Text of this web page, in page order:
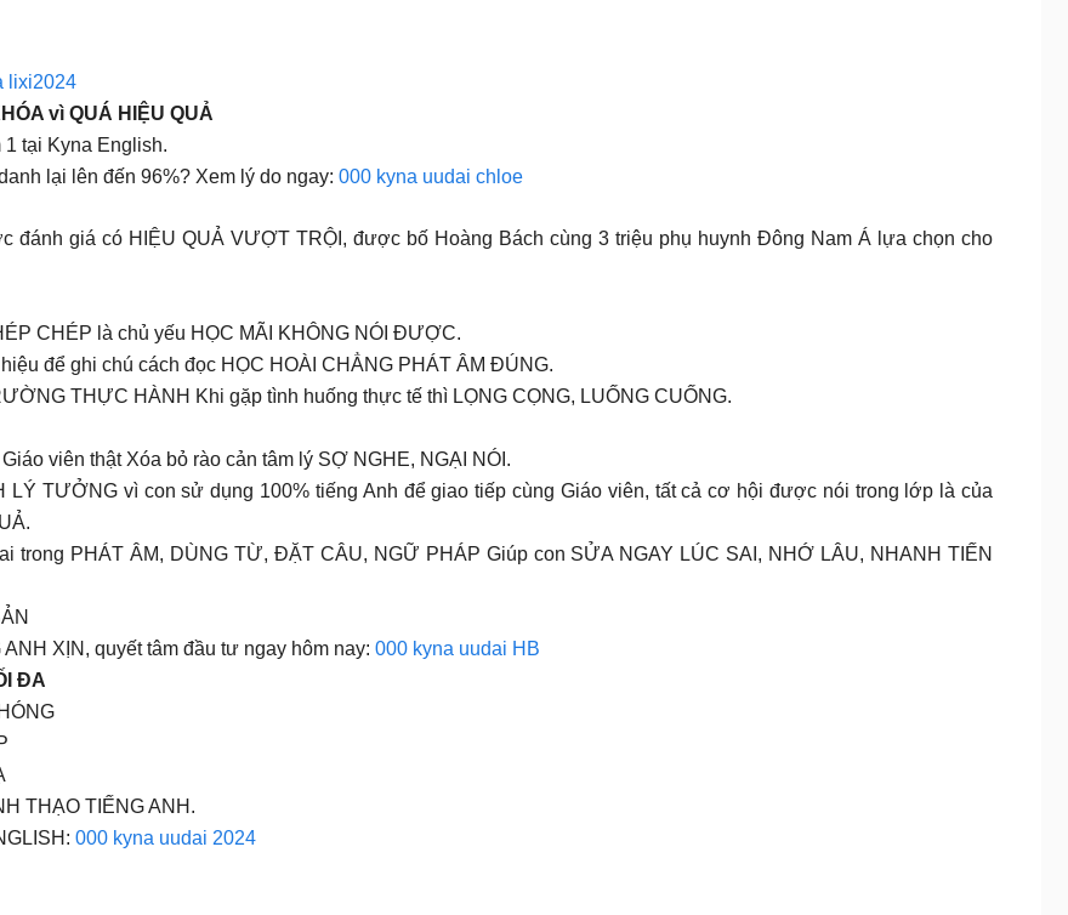
lixi2024
vì QUÁ HIỆU QUẢ
1 tại Kyna English.
lại lên đến 96%? Xem lý do ngay: 000 kyna uudai chloe
đánh giá có HIỆU QUẢ VƯỢT TRỘI, được bố Hoàng Bách cùng 3 triệu phụ huynh Đông Nam Á lựa chọn cho
CHÉP là chủ yếu HỌC MÃI KHÔNG NÓI ĐƯỢC.
để ghi chú cách đọc HỌC HOÀI CHẲNG PHÁT ÂM ĐÚNG.
THỰC HÀNH Khi gặp tình huống thực tế thì LỌNG CỌNG, LUỐNG CUỐNG.
viên thật Xóa bỏ rào cản tâm lý SỢ NGHE, NGẠI NÓI.
TƯỞNG vì con sử dụng 100% tiếng Anh để giao tiếp cùng Giáo viên, tất cả cơ hội được nói trong lớp là của
trong PHÁT ÂM, DÙNG TỪ, ĐẶT CÂU, NGỮ PHÁP Giúp con SỬA NGAY LÚC SAI, NHỚ LÂU, NHANH TIẾN
XỊN, quyết tâm đầu tư ngay hôm nay: 000 kyna uudai HB
ĐA
THẠO TIẾNG ANH.
000 kyna uudai 2024